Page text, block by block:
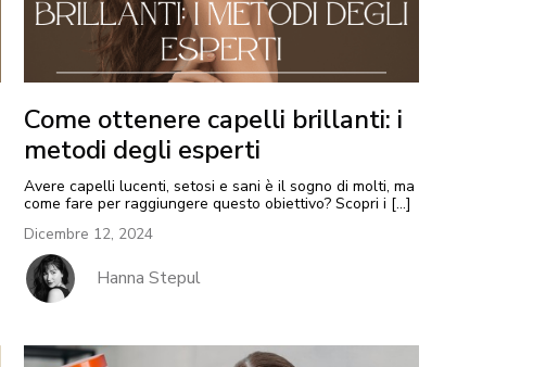
Come ottenere capelli brillanti: i
metodi degli esperti
Avere capelli lucenti, setosi e sani è il sogno di molti, ma
come fare per raggiungere questo obiettivo? Scopri i […]
Dicembre 12, 2024
Hanna Stepul